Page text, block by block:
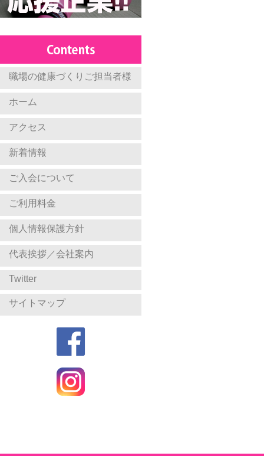
職場の健康づくりご担当者様
ホーム
アクセス
新着情報
ご入会について
ご利用料金
個人情報保護方針
代表挨拶／会社案内
Twitter
サイトマップ